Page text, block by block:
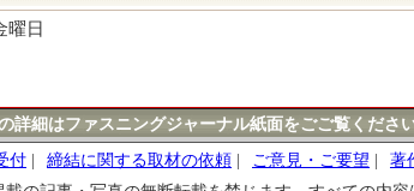
曜日
詳細はファスニングジャーナル紙面をごご覧くださ
付 | 締結に関する取材の依頼 | ご意見・ご要望 | 著